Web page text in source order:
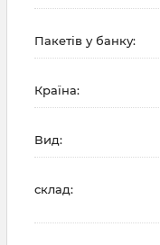
Пакетів у банку:
Країна:
Вид:
склад: